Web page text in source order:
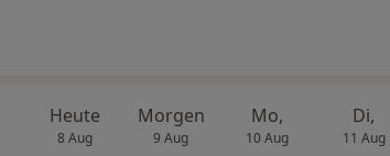
Heute
8 Aug
Morgen
9 Aug
Mo,
10 Aug
Di,
11 Aug